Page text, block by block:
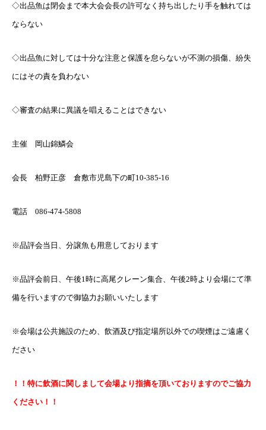
◇出品魚は閉会まで本大会会長の許可なく持ち出したり手を触れては
ならない
◇出品魚に対しては十分な注意と保護を怠らないが不測の損傷、紛失
にはその責を負わない
◇審査の結果に異議を唱えることはできない
主催 岡山錦鱗会
会長 柏野正彦 倉敷市児島下の町10-385-16
電話 086-474-5808
※品評会当日、分譲魚も用意しております
※品評会前日、午後1時に高尾クレーン集合、午後2時より会場にて準
備を行いますので御協力お願いいたします
※会場は公共施設のため、飲酒及び指定場所以外での喫煙はご遠慮く
ださい
！！特に飲酒に関しまして会場より指摘を頂いておりますのでご協力
ください！！